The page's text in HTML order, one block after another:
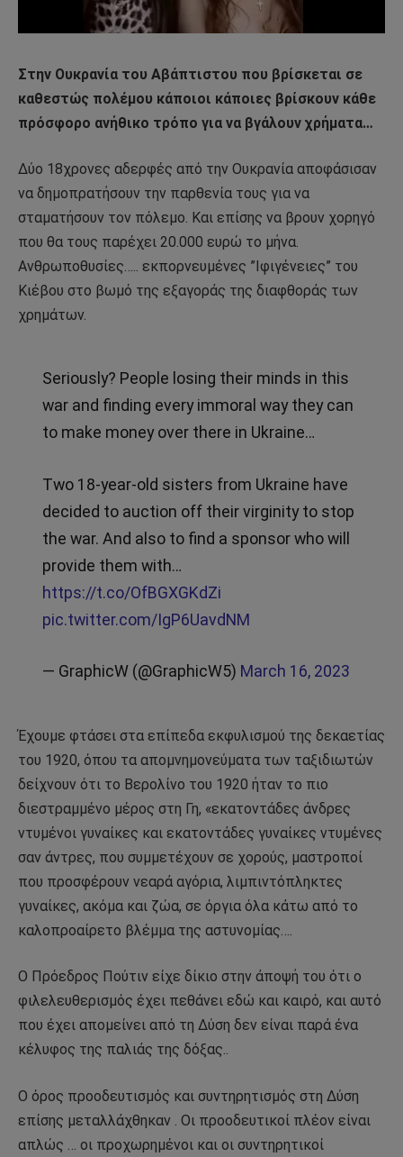
Στην Ουκρανία του Αβάπτιστου που βρίσκεται σε
καθεστώς πολέμου κάποιοι κάποιες βρίσκουν κάθε
πρόσφορο ανήθικο τρόπο για να βγάλουν χρήματα…
Δύο 18χρονες αδερφές από την Ουκρανία αποφάσισαν
να δημοπρατήσουν την παρθενία τους για να
σταματήσουν τον πόλεμο. Και επίσης να βρουν χορηγό
που θα τους παρέχει 20.000 ευρώ το μήνα.
Ανθρωποθυσίες….. εκπορνευμένες ”Ιφιγένειες” του
Κιέβου στο βωμό της εξαγοράς της διαφθοράς των
χρημάτων.
Seriously? People losing their minds in this
war and finding every immoral way they can
to make money over there in Ukraine…
Two 18-year-old sisters from Ukraine have
decided to auction off their virginity to stop
the war. And also to find a sponsor who will
provide them with…
https://t.co/OfBGXGKdZi
pic.twitter.com/IgP6UavdNM
— GraphicW (@GraphicW5) March 16, 2023
Έχουμε φτάσει στα επίπεδα εκφυλισμού της δεκαετίας
του 1920, όπου τα απομνημονεύματα των ταξιδιωτών
δείχνουν ότι το Βερολίνο του 1920 ήταν το πιο
διεστραμμένο μέρος στη Γη, «εκατοντάδες άνδρες
ντυμένοι γυναίκες και εκατοντάδες γυναίκες ντυμένες
σαν άντρες, που συμμετέχουν σε χορούς, μαστροποί
που προσφέρουν νεαρά αγόρια, λιμπιντόπληκτες
γυναίκες, ακόμα και ζώα, σε όργια όλα κάτω από το
καλοπροαίρετο βλέμμα της αστυνομίας….
Ο Πρόεδρος Πούτιν είχε δίκιο στην άποψή του ότι ο
φιλελευθερισμός έχει πεθάνει εδώ και καιρό, και αυτό
που έχει απομείνει από τη Δύση δεν είναι παρά ένα
κέλυφος της παλιάς της δόξας..
Ο όρος προοδευτισμός και συντηρητισμός στη Δύση
επίσης μεταλλάχθηκαν . Οι προοδευτικοί πλέον είναι
απλώς … οι προχωρημένοι και οι συντηρητικοί